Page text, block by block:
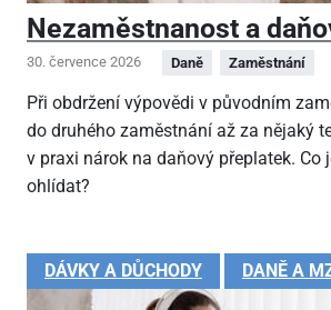
Nezaměstnanost a
30. července 2026 Daně Zaměstnání
Při obdržení výpovědi v původním
do druhého zaměstnání až za nějaký
v praxi nárok na daňový přeplatek. Co
ohlídat?
DÁVKY A DŮCHODY DANĚ A